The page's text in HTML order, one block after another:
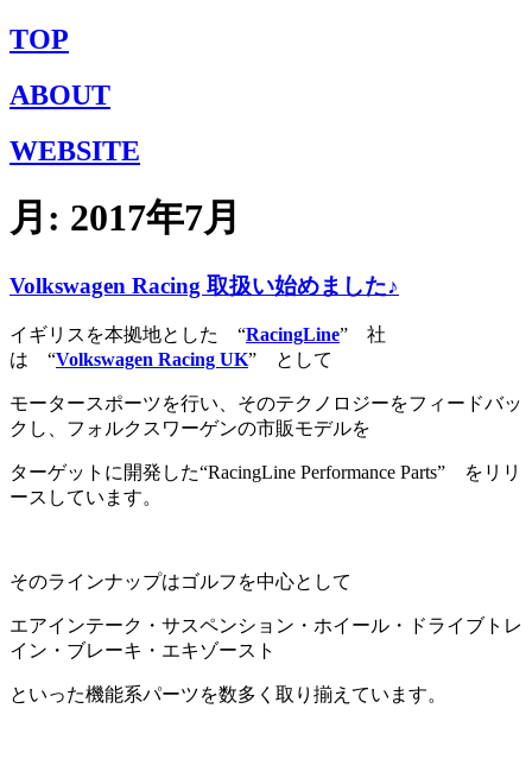
TOP
ABOUT
WEBSITE
月: 2017年7月
Volkswagen Racing 取扱い始めました♪
イギリスを本拠地とした “RacingLine” 社
は “Volkswagen Racing UK” として
モータースポーツを行い、そのテクノロジーをフィードバッ
クし、フォルクスワーゲンの市販モデルを
ターゲットに開発した“RacingLine Performance Parts” をリリ
ースしています。
そのラインナップはゴルフを中心として
エアインテーク・サスペンション・ホイール・ドライブトレ
イン・ブレーキ・エキゾースト
といった機能系パーツを数多く取り揃えています。